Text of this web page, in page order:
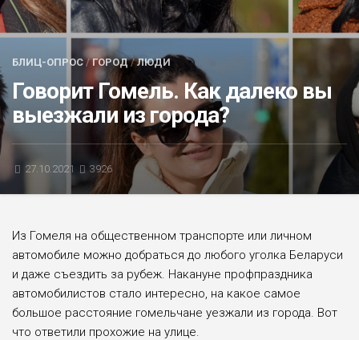
БЛИЦ-ОПРОС
АФИША
БЛИЦ-ОПРОС/ГОРОД/ЛЮДИ
Говорит Гомель. Как далеко вы
выезжали из города?
27.10.2021 3926
Из Гомеля на общественном транспорте или личном
автомобиле можно добраться до любого уголка Беларуси
и даже съездить за рубеж. Накануне профпраздника
автомобилистов стало интересно, на какое самое
большое расстояние гомельчане уезжали из города. Вот
что ответили прохожие на улице.